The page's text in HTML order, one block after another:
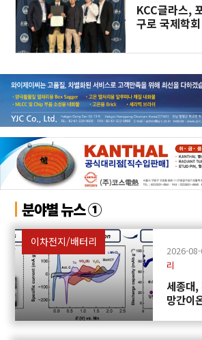
KCC글라스,
구로 국제학회
분야별 뉴스 ①
이차전지/배터리
2026-
리
세종대,
망간이